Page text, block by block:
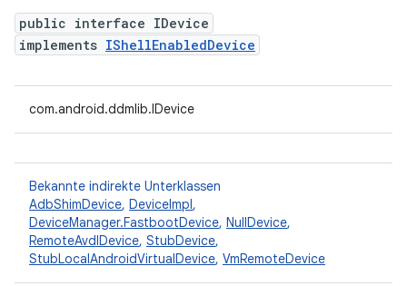
public interface IDevice
implements IShellEnabledDevice
com.android.ddmlib.IDevice
Bekannte indirekte Unterklassen
AdbShimDevice, DeviceImpl,
DeviceManager.FastbootDevice, NullDevice,
RemoteAvdIDevice, StubDevice,
StubLocalAndroidVirtualDevice, VmRemoteDevice